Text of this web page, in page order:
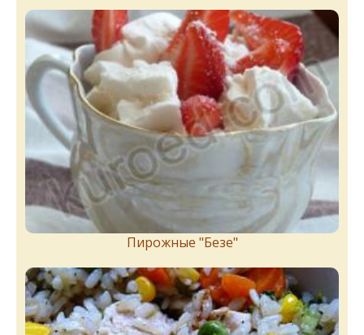
Пирожныe "Бeзe"